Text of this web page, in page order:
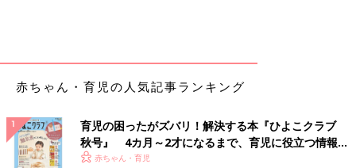
とのことで、幅が広めだったら13.5cmの靴でもＯＫだが、この
まったく問題ないとのこと。
今の靴のサイズの12.5cmが小さいという結果になったとして
も、13cmをおすすめされるくらいだと勝手に予想していた私。
赤ちゃん・育児の人気記事ランキング
育児の困ったがズバリ！解決する本『ひよこクラブ
秋号』 4カ月～2才になるまで、育児に役立つ情報が
いっぱい！
赤ちゃん・育児